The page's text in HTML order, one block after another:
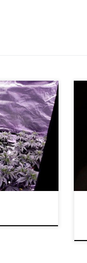
19 i coraz
na
i suwakami.
chyba
w końcu to